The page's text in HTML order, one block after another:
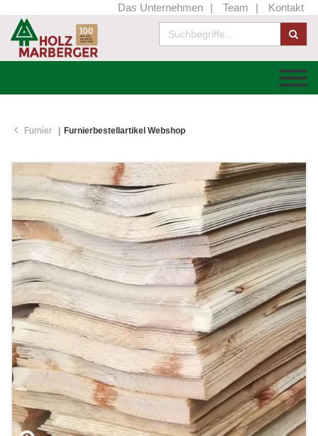
Das Unternehmen Team Kontakt
Furnier Furnierbestellartikel Webshop